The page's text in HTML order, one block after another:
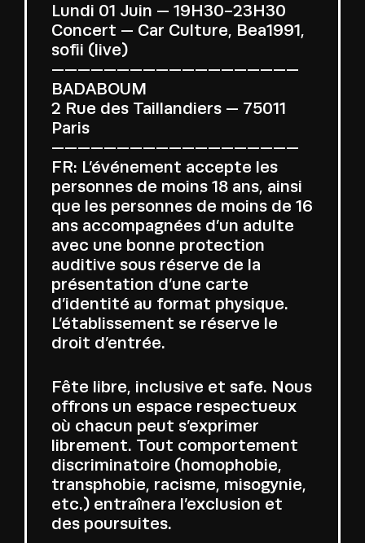
Lundi 01 Juin — 19H30-23H30
Concert — Car Culture, Bea1991,
sofii (live)
———————————————————
BADABOUM
2 Rue des Taillandiers — 75011
Paris
———————————————————
FR: L’événement accepte les
personnes de moins 18 ans, ainsi
que les personnes de moins de 16
ans accompagnées d’un adulte
avec une bonne protection
auditive sous réserve de la
présentation d’une carte
d’identité au format physique.
L’établissement se réserve le
droit d’entrée.
Fête libre, inclusive et safe. Nous
offrons un espace respectueux
où chacun peut s’exprimer
librement. Tout comportement
discriminatoire (homophobie,
transphobie, racisme, misogynie,
etc.) entraînera l’exclusion et
des poursuites.